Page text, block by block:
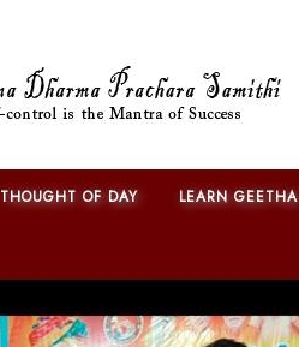
THOUGHT OF DAY LEARN GEETHA